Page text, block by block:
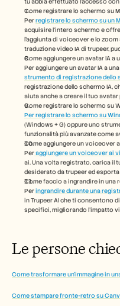
tu abbia effettuato l'accesso
Come registrare lo schermo su
Per registrare lo schermo su un
acquisire l'intero schermo e
l'aggiunta di voiceover e lo
traduzione video IA di trupeer,
Come aggiungere un avatar IA a
Per aggiungere un avatar IA a
strumento di registrazione dello
registrazione dello schermo IA,
aiuta anche a creare il tuo avatar
Come registrare lo schermo su
Per registrare lo schermo su
(Windows + G) oppure uno
funzionalità più avanzate come
Come aggiungere un voiceover
Per aggiungere un voiceover ai
ai. Una volta registrato, carica il
desiderato da trupeer ed
Come faccio a ingrandire in una
Per ingrandire durante una
in Trupeer AI che ti consentono
specifici, migliorando l'impatto
Le persone
Come trasformare un'immagine in
Come stampare fronte-retro su